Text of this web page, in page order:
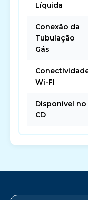
Líquida
Conexão da
Tubulação
Gás
Wi-FI
Disponível no
CD